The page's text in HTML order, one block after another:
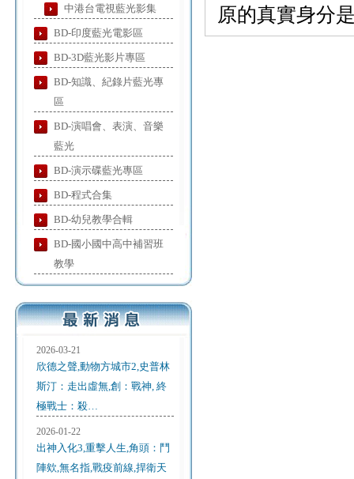
中港台電視藍光影集
BD-印度藍光電影區
BD-3D藍光影片專區
BD-知識、紀錄片藍光專
區
BD-演唱會、表演、音樂
藍光
BD-演示碟藍光專區
BD-程式合集
BD-幼兒教學合輯
BD-國小國中高中補習班
教學
2026-03-21
欣德之聲,動物方城市2,史普林
斯汀：走出虛無,創：戰神, 終
極戰士：殺…
2026-01-22
出神入化3,重擊人生,角頭：鬥
陣欸,無名指,戰疫前線,捍衛天
原的真實身分